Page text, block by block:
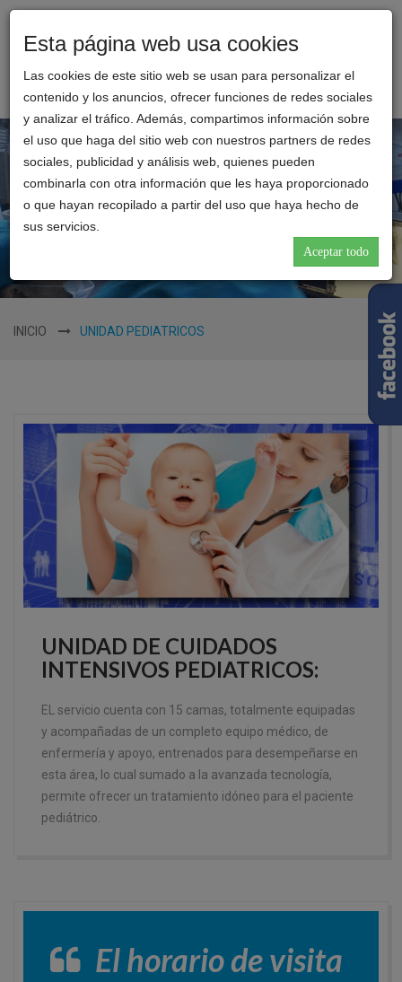
Esta página web usa cookies
Las cookies de este sitio web se usan para personalizar el
contenido y los anuncios, ofrecer funciones de redes sociales
y analizar el tráfico. Además, compartimos información sobre
el uso que haga del sitio web con nuestros partners de redes
sociales, publicidad y análisis web, quienes pueden
combinarla con otra información que les haya proporcionado
o que hayan recopilado a partir del uso que haya hecho de
sus servicios.
Aceptar todo
CLINICA
REINA
CATALINA
INICIO UNIDAD PEDIATRICOS
UNIDAD DE CUIDADOS
INTENSIVOS PEDIATRICOS:
EL servicio cuenta con 15 camas, totalmente equipadas
y acompañadas de un completo equipo médico, de
enfermería y apoyo, entrenados para desempeñarse en
esta área, lo cual sumado a la avanzada tecnología,
permite ofrecer un tratamiento idóneo para el paciente
pediátrico.
El horario de visita